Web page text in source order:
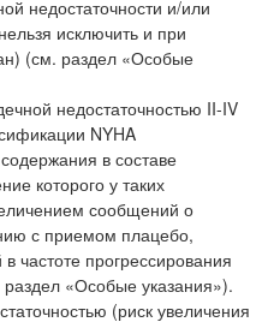
недостаточности и/или
исключить и при
(см. раздел «Особые
недостаточностью II-IV
NYHA
в составе
которого у таких
сообщений о
с приемом плацебо,
частоте прогрессирования
«Особые указания»).
(риск увеличения